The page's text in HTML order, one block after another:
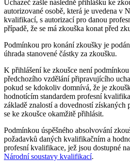
Uchazeč zašle následně přihlášku ke
autorizované osobě, která je uvedena v
kvalifikací, s autorizací pro danou
případě, že se má zkouška konat před
Podmínkou pro konání zkoušky je
úhrada stanovené částky za zkoušku.
K přihlášení ke zkoušce není
předchozího vzdělání připravujícího
pokud se kdokoliv domnívá, že je
hodnotícím standardem profesní
základě znalostí a dovedností získaných
se ke zkoušce okamžitě přihlásit.
Podmínkou úspěšného absolvování
požadavků daných kvalifikačním a
profesní kvalifikace, jež jsou dostupné na
Národní soustavy kvalifikací.